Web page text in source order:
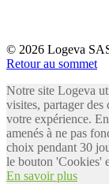
© 2026 Logeva
Retour au sommet
Notre site Logeva
visites, partager des
votre expérience.
amenés à ne pas
choix pendant 30
le bouton 'Cookies'
En savoir plus